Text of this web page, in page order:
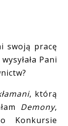
swoją pracę
Pani
, którą
Demony,
Konkursie